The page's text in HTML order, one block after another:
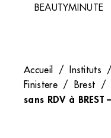
BEAUTYMINUTE
Accueil / Instituts
Finistere / Brest /
sans RDV à BREST